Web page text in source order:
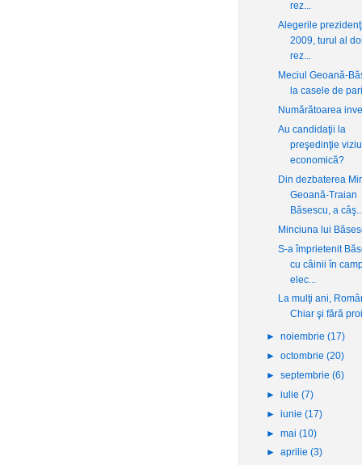
rez...
Alegerile
2009, turul al
rez...
Meciul Geoană-
la casele de
Numărătoarea
Au candidaţii la
preşedinţie
economică?
Din dezbaterea
Geoană-Traian
Băsescu, a câş...
Minciuna lui
S-a împrietenit
cu câinii în
elec...
La mulţi ani,
Chiar şi fără
►noiembrie(17)
►octombrie(20)
►septembrie(6)
►iulie(7)
►iunie(17)
►mai(10)
►aprilie(3)